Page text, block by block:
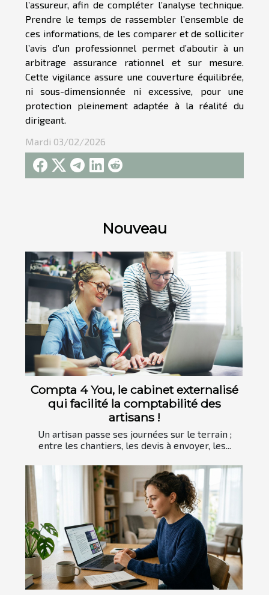
l’assureur, afin de compléter l’analyse technique.
Prendre le temps de rassembler l’ensemble de
ces informations, de les comparer et de solliciter
l’avis d’un professionnel permet d’aboutir à un
arbitrage assurance rationnel et sur mesure.
Cette vigilance assure une couverture équilibrée,
ni sous-dimensionnée ni excessive, pour une
protection pleinement adaptée à la réalité du
dirigeant.
Mardi 03/02/2026
Nouveau
Compta 4 You, le cabinet externalisé
qui facilité la comptabilité des
artisans !
Un artisan passe ses journées sur le terrain ;
entre les chantiers, les devis à envoyer, les...